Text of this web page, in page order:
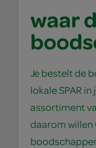
waar
Je bestelt de
lokale SPAR
assortiment
daarom willen